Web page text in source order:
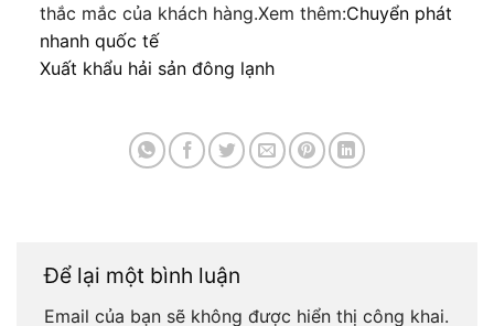
thắc mắc của khách hàng.Xem thêm:Chuyển phát
nhanh quốc tế
Xuất khẩu hải sản đông lạnh
Để lại một bình luận
Email của bạn sẽ không được hiển thị công khai.